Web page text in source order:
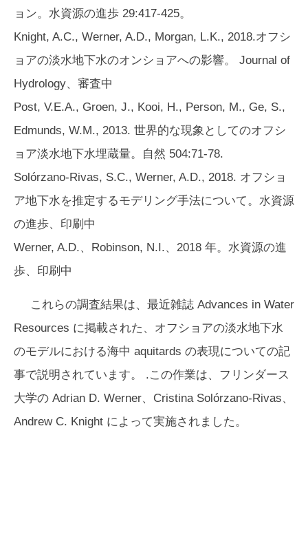
ョン。水資源の進歩 29:417-425。
Knight, A.C., Werner, A.D., Morgan, L.K., 2018.オフシ
ョアの淡水地下水のオンショアへの影響。 Journal of
Hydrology、審査中
Post, V.E.A., Groen, J., Kooi, H., Person, M., Ge, S.,
Edmunds, W.M., 2013. 世界的な現象としてのオフシ
ョア淡水地下水埋蔵量。自然 504:71-78.
Solórzano-Rivas, S.C., Werner, A.D., 2018. オフショ
ア地下水を推定するモデリング手法について。水資源
の進歩、印刷中
Werner, A.D.、Robinson, N.I.、2018 年。水資源の進
歩、印刷中
これらの調査結果は、最近雑誌 Advances in Water
Resources に掲載された、オフショアの淡水地下水
のモデルにおける海中 aquitards の表現についての記
事で説明されています。 .この作業は、フリンダース
大学の Adrian D. Werner、Cristina Solórzano-Rivas、
Andrew C. Knight によって実施されました。